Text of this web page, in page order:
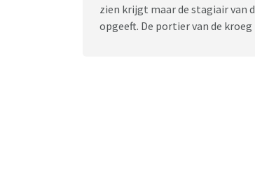
zien krijgt maar de stagiair van
opgeeft. De portier van de